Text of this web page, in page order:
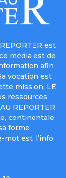
est
média est de
afin
vocation est
mission, LE
ressources
REPORTER
continentale
forme
est: l’info,